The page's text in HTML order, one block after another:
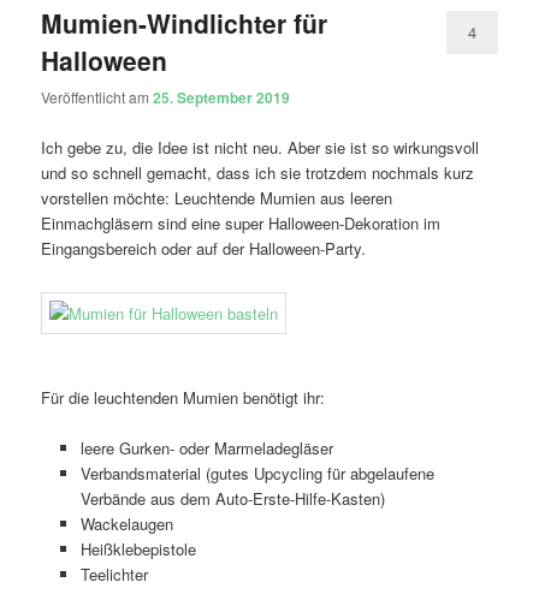
Mumien-Windlichter für
Halloween
Veröffentlicht am25. September 2019
4
Ich gebe zu, die Idee ist nicht neu. Aber sie ist so wirkungsvoll
und so schnell gemacht, dass ich sie trotzdem nochmals kurz
vorstellen möchte: Leuchtende Mumien aus leeren
Einmachgläsern sind eine super Halloween-Dekoration im
Eingangsbereich oder auf der Halloween-Party.
Für die leuchtenden Mumien benötigt ihr:
leere Gurken- oder Marmeladegläser
Verbandsmaterial (gutes Upcycling für abgelaufene
Verbände aus dem Auto-Erste-Hilfe-Kasten)
Wackelaugen
Heißklebepistole
Teelichter